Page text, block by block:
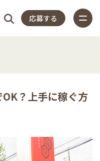
ト
応募する
利
記
舗
一
ある
質問
？上手に稼ぐ方